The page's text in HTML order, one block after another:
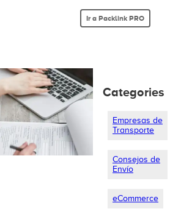
Ir a Packlink PRO
Categories
Empresas de
Transporte
Consejos de
Envío
eCommerce